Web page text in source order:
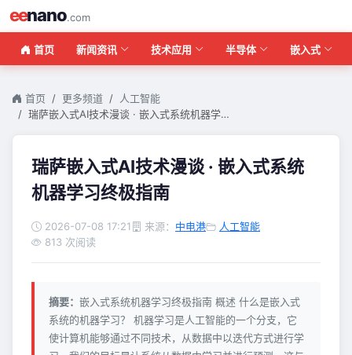
eenano.com
首页 新闻资讯 技术应用 半导体 嵌入式
首页 更多频道
人工智能
瑞萨嵌入式AI技术漫谈 · 嵌入式系统机器学…
瑞萨嵌入式AI技术漫谈 · 嵌入式系统
机器学习终极指南
2026-07-08 17:21 来源： 中电港
人工智能
813 次阅读
摘要： 嵌入式系统机器学习终极指南 概述 什么是嵌入式
系统的机器学习？ 机器学习是人工智能的一个分支，它
使计算机能够通过不同技术，从数据中以迭代方式进行学